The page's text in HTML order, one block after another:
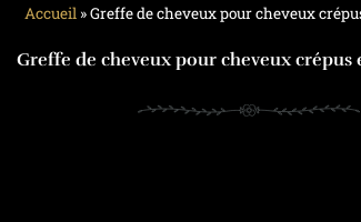
Accueil»Greffe de cheveux pour cheveux
Greffe de cheveux pour cheveux crépus